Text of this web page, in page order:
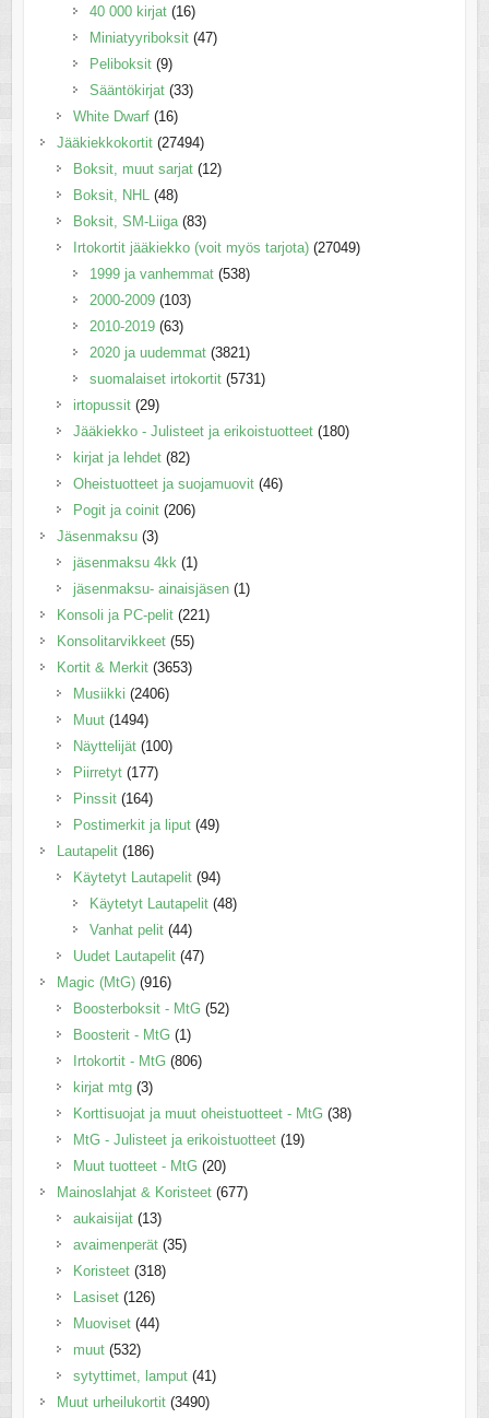
40 000 kirjat (16)
Miniatyyriboksit (47)
Peliboksit (9)
Sääntökirjat (33)
White Dwarf (16)
Jääkiekkokortit (27494)
Boksit, muut sarjat (12)
Boksit, NHL
(48)
Boksit, SM-Liiga (83)
Irtokortit jääkiekko (voit myös tarjota) (27049)
1999 ja vanhemmat (538)
2000-2009 (103)
2010-2019 (63)
2020 ja uudemmat (3821)
suomalaiset irtokortit (5731)
irtopussit (29)
Jääkiekko - Julisteet ja erikoistuotteet (180)
kirjat ja lehdet (82)
Oheistuotteet ja suojamuovit (46)
Pogit ja coinit (206)
Jäsenmaksu (3)
jäsenmaksu 4kk (1)
jäsenmaksu- ainaisjäsen (1)
Konsoli ja PC-pelit (221)
Konsolitarvikkeet (55)
Kortit & Merkit (3653)
Musiikki (2406)
Muut (1494)
Näyttelijät (100)
Piirretyt (177)
Pinssit (164)
Postimerkit ja liput (49)
Lautapelit (186)
Käytetyt Lautapelit (94)
Käytetyt Lautapelit (48)
Vanhat pelit (44)
Uudet Lautapelit (47)
Magic (MtG) (916)
Boosterboksit - MtG (52)
Boosterit - MtG (1)
Irtokortit - MtG (806)
kirjat mtg (3)
Korttisuojat ja muut oheistuotteet - MtG (38)
MtG - Julisteet ja erikoistuotteet (19)
Muut tuotteet - MtG (20)
Mainoslahjat & Koristeet (677)
aukaisijat (13)
avaimenperät (35)
Koristeet (318)
Lasiset (126)
Muoviset (44)
muut (532)
sytyttimet, lamput (41)
Muut urheilukortit (3490)